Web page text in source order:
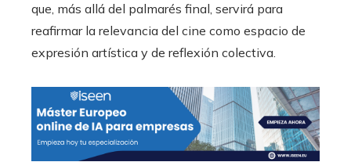
que, más allá del palmarés final, servirá para
reafirmar la relevancia del cine como espacio de
expresión artística y de reflexión colectiva.